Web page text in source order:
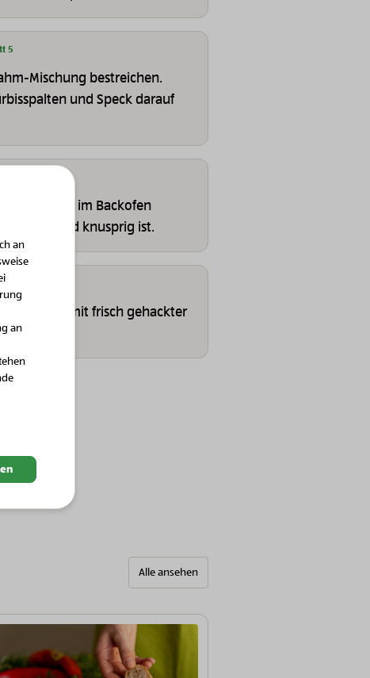
5
Mischung bestreichen.
und Speck darauf
Unterhitze im Backofen
braun und knusprig ist.
7
mit frisch gehackter
Alle ansehen
an
an